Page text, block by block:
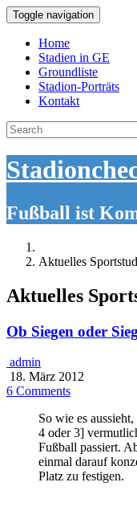
Toggle navigation
Home
Stadien in GE
Groundliste
Stadion-Porträts
Kontakt
Search
for:
Fußball ist
Aktuelles
Aktuelles
Ob Siegen oder
admin
18. März 2012
6 Comments
So wie es
4 oder 3]
Fußball passiert.
einmal darauf
Platz zu festigen.